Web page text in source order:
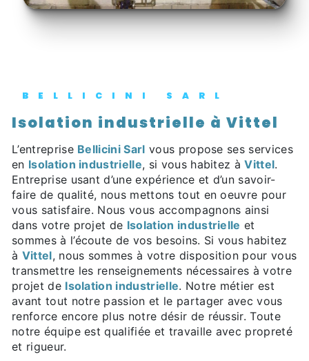
BELLICINI SARL
Isolation industrielle à Vittel
L’entreprise Bellicini Sarl vous propose ses services
en Isolation industrielle, si vous habitez àVittel.
Entreprise usant d’une expérience et d’un savoir-
faire de qualité, nous mettons tout en oeuvre pour
vous satisfaire. Nous vous accompagnons ainsi
dans votre projet de Isolation industrielle et
sommes à l’écoute de vos besoins. Si vous habitez
à Vittel, nous sommes à votre disposition pour vous
transmettre les renseignements nécessaires à votre
projet de Isolation industrielle. Notre métier est
avant tout notre passion et le partager avec vous
renforce encore plus notre désir de réussir. Toute
notre équipe est qualifiée et travaille avec propreté
et rigueur.